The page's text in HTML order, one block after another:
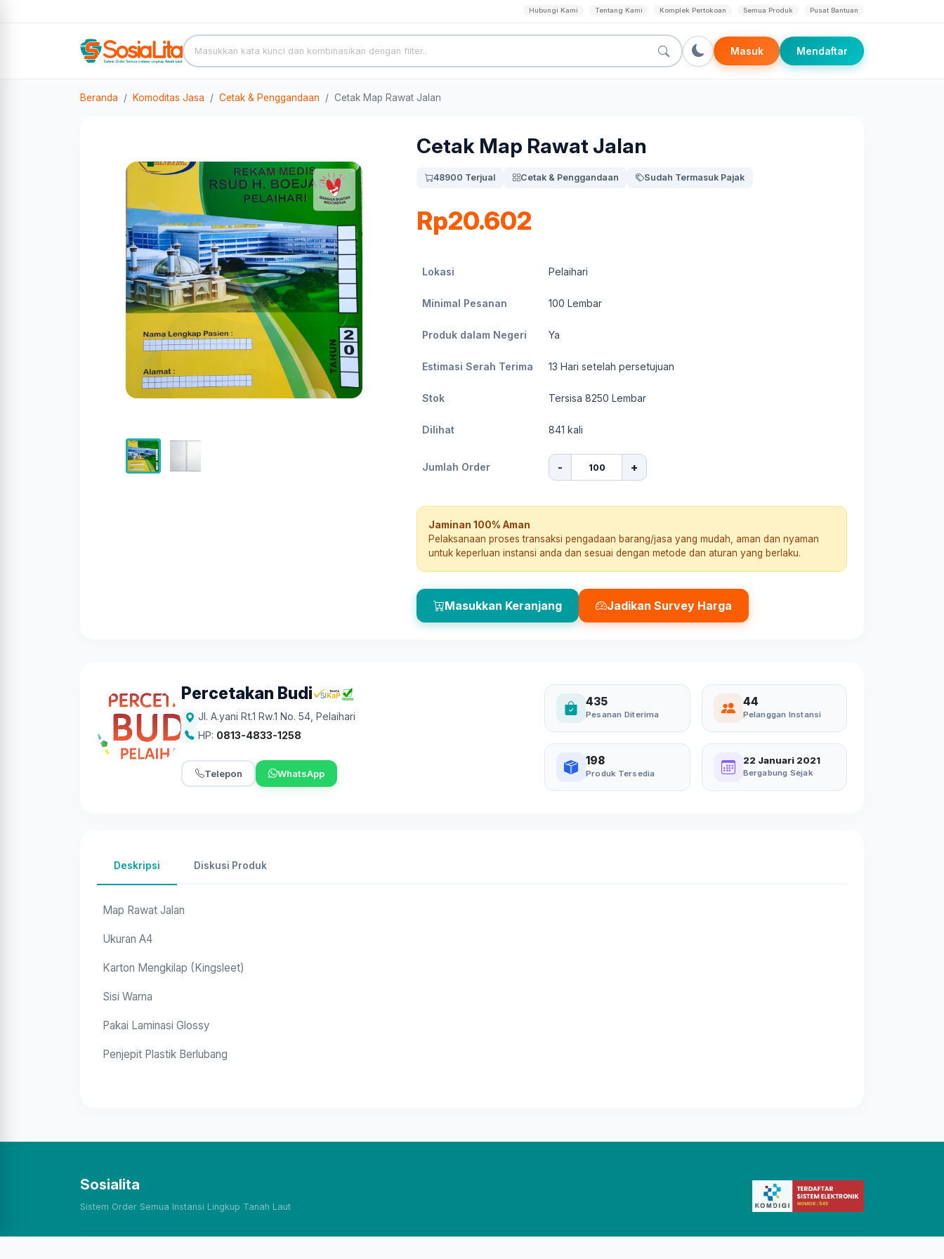
Hubungi Kami Tentang Kami Komplek Pertokoan Semua Produk Pusat Bantuan
Masuk Mendaftar
Beranda Komoditas Jasa Cetak & Penggandaan Cetak Map Rawat Jalan
Cetak Map Rawat Jalan
48900 Terjual Cetak & Penggandaan Sudah Termasuk Pajak
Rp20.602
Lokasi Pelaihari
Minimal Pesanan 100 Lembar
Produk dalam Negeri Ya
Estimasi Serah Terima 13 Hari setelah persetujuan
Stok Tersisa 8250 Lembar
Dilihat 841 kali
Jumlah Order - +
Jaminan 100% Aman
Pelaksanaan proses transaksi pengadaan barang/jasa yang mudah, aman dan nyaman
untuk keperluan instansi anda dan sesuai dengan metode dan aturan yang berlaku.
Masukkan Keranjang Jadikan Survey Harga
Percetakan Budi
Jl. A.yani Rt.1 Rw.1 No. 54 Pelaihari
HP: 0813-4833-1258
Telepon WhatsApp
435
Pesanan Diterima
44
Pelanggan Instansi
198
Produk Tersedia
22 Januari 2021
Bergabung Sejak
Deskripsi Diskusi Produk
Map Rawat Jalan
Ukuran A4
Karton Mengkilap (Kingsleet)
Sisi Warna
Pakai Laminasi Glossy
Penjepit Plastik Berlubang
Sosialita
Sistem Order Semua Instansi Lingkup Tanah Laut